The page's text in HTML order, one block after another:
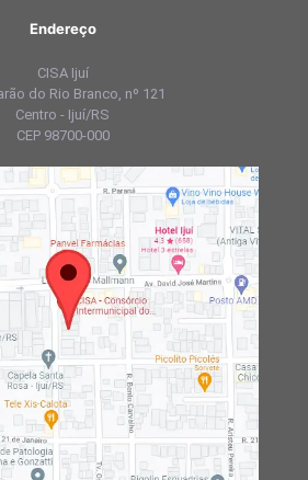
Endereço
CISA Ijuí
do Rio Branco, nº 121
Centro - Ijuí/RS
CEP 98700-000